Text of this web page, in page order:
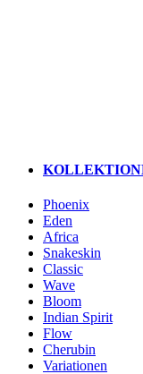
Phoenix
Eden
Africa
Snakeskin
Classic
Wave
Bloom
Indian Spirit
Flow
Cherubin
Variationen